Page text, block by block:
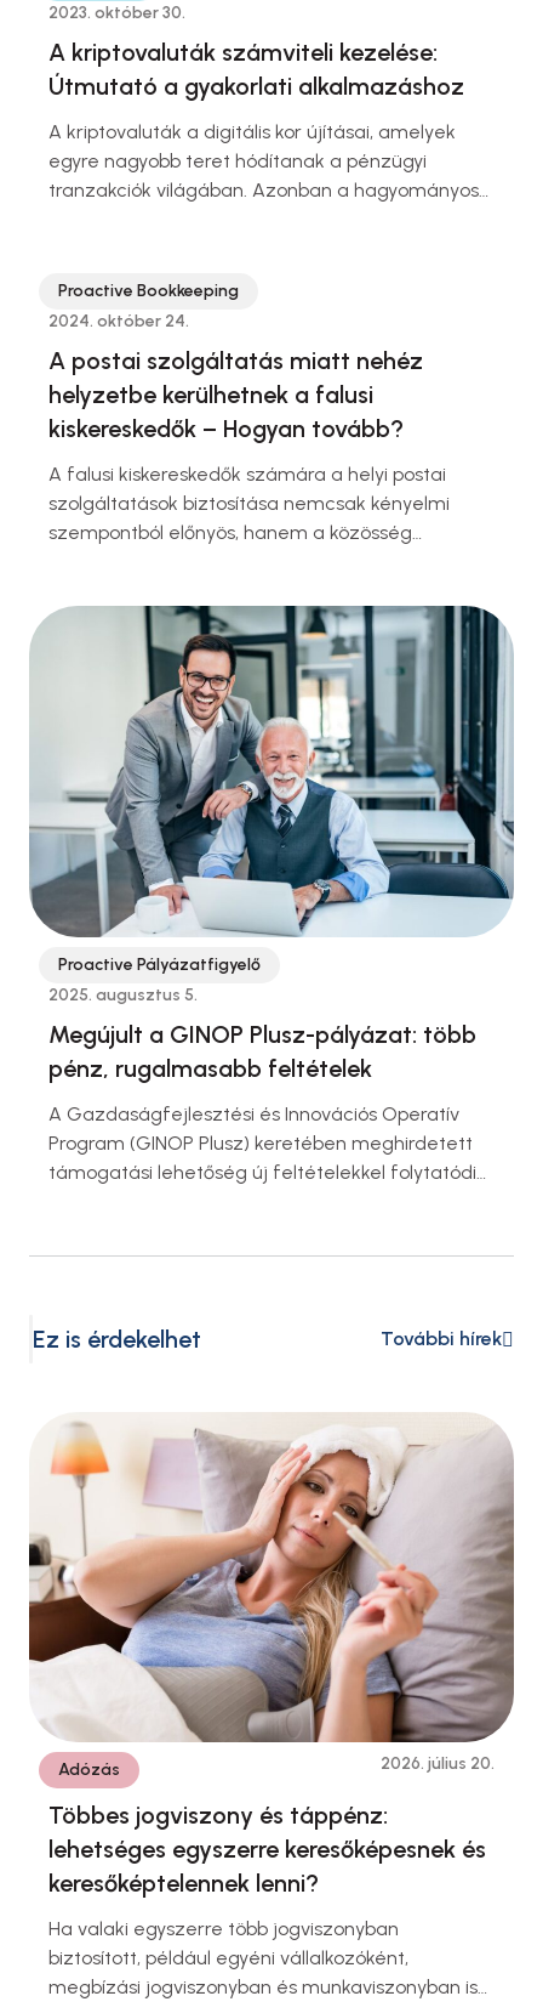
2023. október 30.
A kriptovaluták számviteli kezelése:
Útmutató a gyakorlati alkalmazáshoz
A kriptovaluták a digitális kor újításai, amelyek
egyre nagyobb teret hódítanak a pénzügyi
tranzakciók világában. Azonban a hagyományos
szabályosan nyilvántartani a kriptovalutákat,
ügyleteket, és milyen módszerekkel végezhető el
az év végi értékelés.
Proactive Bookkeeping
2024. október 24.
A postai szolgáltatás miatt nehéz
helyzetbe kerülhetnek a falusi
kiskereskedők – Hogyan tovább?
A falusi kiskereskedők számára a helyi postai
szolgáltatások biztosítása nemcsak kényelmi
szempontból előnyös, hanem a közösség
jelenlegi szabályozása komoly adóterhet
jelenthet az átalányadózó vállalkozóknak, akik
postai szolgáltatásokat is nyújtanak. A cikk célja,
hogy rávilágítson a helyzet összetettségére, és
tanácsokat adjon a vállalkozóknak, hogyan
kerülhetik el a túlzott adóterheket.
Proactive Pályázatfigyelő
2025. augusztus 5.
Megújult a GINOP Plusz-pályázat: több
pénz, rugalmasabb feltételek
A Gazdaságfejlesztési és Innovációs Operatív
Program (GINOP Plusz) keretében meghirdetett
támogatási lehetőség új feltételekkel folytatódik.
fejlesztése, azonban mostantól jelentősen
Nemzetgazdasági Minisztérium 2025
Ez is érdekelhet További hírek
Adózás 2026. július 20.
Többes jogviszony és táppénz:
lehetséges egyszerre keresőképesnek és
keresőképtelennek lenni?
Ha valaki egyszerre több jogviszonyban
biztosított, például egyéni vállalkozóként,
megbízási jogviszonyban és munkaviszonyban is